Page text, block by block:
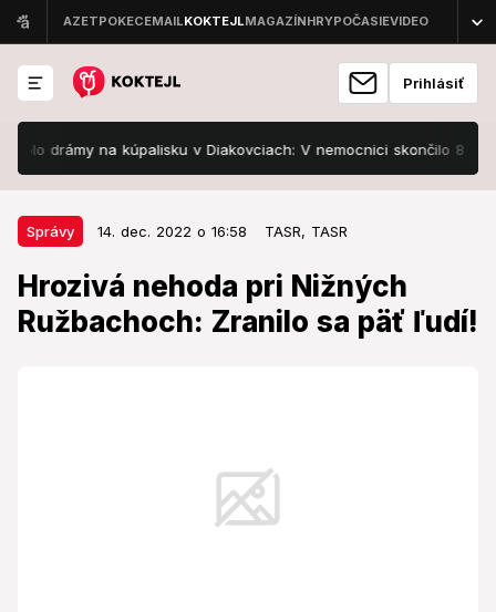
Prihlásiť
drámy na kúpalisku v Diakovciach: V nemocnici skončilo 8 ľudí!
Správy 14. dec. 2022 o 16:58 TASR, TASR
Hrozivá nehoda pri Nižných
Ružbachoch: Zranilo sa päť ľudí!
Správy 14. dec. 2022 o 16:58
Hrozivá nehoda pri Nižných
Ružbachoch: Zranilo sa päť ľudí!